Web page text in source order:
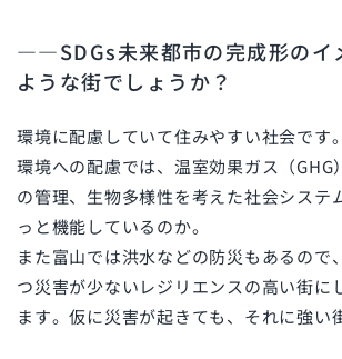
――SDGs未来都市の完成形のイ
ような街でしょうか？
環境に配慮していて住みやすい社会です。
環境への配慮では、温室効果ガス（GHG
の管理、生物多様性を考えた社会システ
っと機能しているのか。
また富山では洪水などの防災もあるので
つ災害が少ないレジリエンスの高い街に
ます。仮に災害が起きても、それに強い